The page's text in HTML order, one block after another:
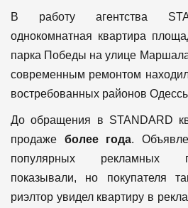
В работу агентства
однокомнатная квартира
парка Победы на улице
современным ремонтом
востребованных районов
До обращения в STANDARD
продаже более года.
популярных рекламных
показывали, но покупателя
риэлтор увидел квартиру в